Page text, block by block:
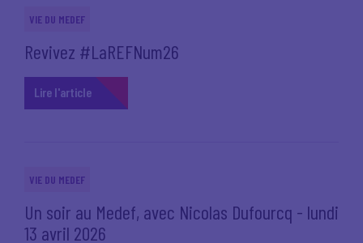
VIE DU MEDEF
Revivez #LaREFNum26
Lire l'article
VIE DU MEDEF
Un soir au Medef, avec Nicolas Dufourcq - lundi
13 avril 2026